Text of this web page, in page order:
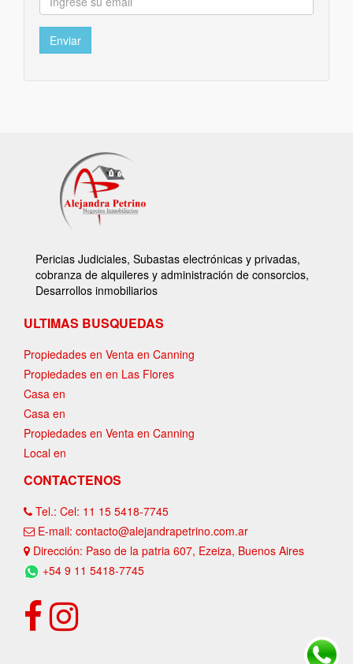
Enviar
Pericias Judiciales, Subastas electrónicas y privadas,
cobranza de alquileres y administración de consorcios,
Desarrollos inmobiliarios
ULTIMAS BUSQUEDAS
Propiedades en Venta en Canning
Propiedades en en Las Flores
Casa en
Casa en
Propiedades en Venta en Canning
Local en
CONTACTENOS
Tel.: Cel: 11 15 5418-7745
E-mail: contacto@alejandrapetrino.com.ar
Dirección: Paso de la patria 607, Ezeiza, Buenos Aires
+54 9 11 5418-7745